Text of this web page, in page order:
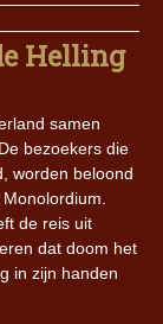
Helling
samen
bezoekers die
worden beloond
de reis uit
dat doom het
in zijn handen